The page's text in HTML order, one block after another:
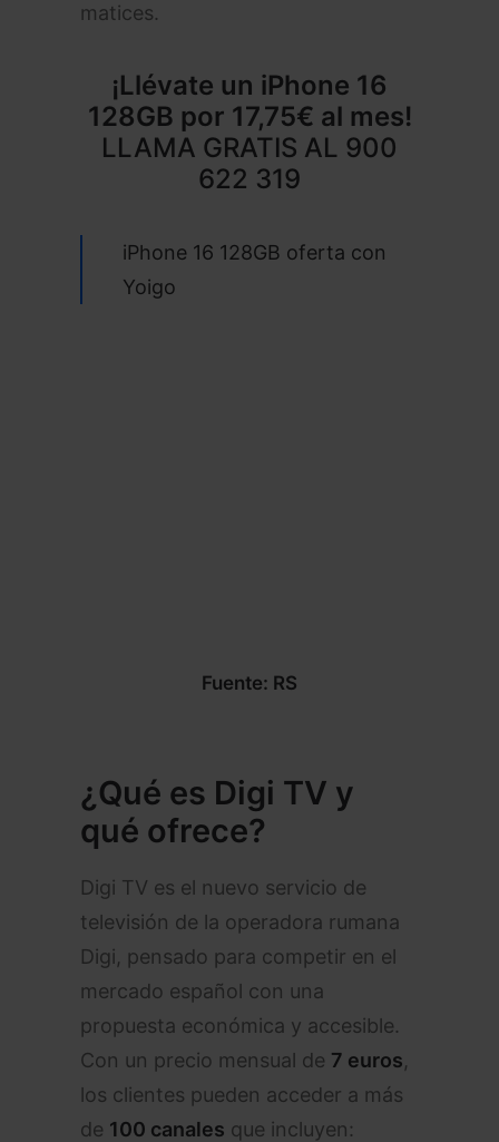
matices.
¡Llévate un iPhone 16
128GB por 17,75€ al mes!
LLAMA GRATIS AL 900
622 319
iPhone 16 128GB oferta con
Yoigo
Fuente: RS
¿Qué es Digi TV y
qué ofrece?
Digi TV es el nuevo servicio de
televisión de la operadora rumana
Digi, pensado para competir en el
mercado español con una
propuesta económica y accesible.
Con un precio mensual de 7 euros,
los clientes pueden acceder a más
de 100 canales que incluyen: